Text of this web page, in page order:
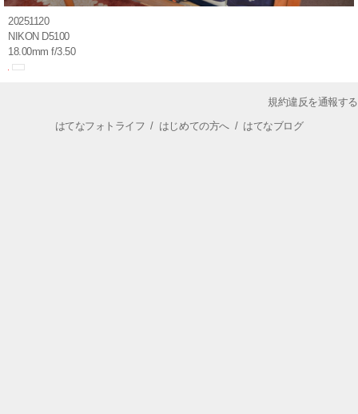
20251120
NIKON D5100
18.00mm f/3.50
規約違反を通報する
はてなフォトライフ / はじめての方へ/ はてなブログ